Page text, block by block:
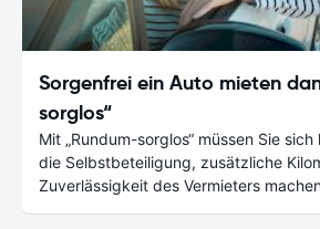
Sorgenfrei ein Auto mieten
sorglos“
Mit „Rundum-sorglos“ müssen Sie
die Selbstbeteiligung, zusätzliche
Zuverlässigkeit des Vermieters